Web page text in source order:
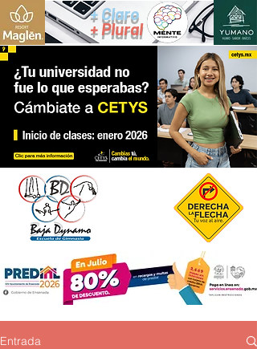
+ Claro
+ Plural
Entrada